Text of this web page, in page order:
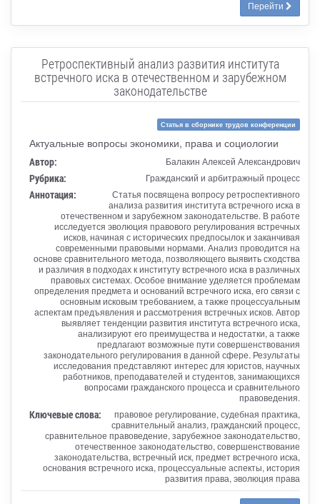
Перейти
Ретроспективный анализ развития института
встречного иска в отечественном и зарубежном
законодательстве
Статья в сборнике трудов конференции
Актуальные вопросы экономики, права и социологии
Автор: Балакин Алексей Александрович
Рубрика: Гражданский и арбитражный процесс
Аннотация:
Статья посвящена вопросу ретроспективного
анализа развития института встречного иска в
отечественном и зарубежном законодательстве. В работе
исследуется эволюция правового регулирования встречных
исков, начиная с исторических предпосылок и заканчивая
современными правовыми нормами. Анализ проводится на
основе сравнительного метода, позволяющего выявить сходства
и различия в подходах к институту встречного иска в различных
правовых системах. Особое внимание уделяется проблемам
определения предмета и оснований встречного иска, его связи с
основным исковым требованием, а также процессуальным
аспектам предъявления и рассмотрения встречных исков. Автор
выявляет тенденции развития института встречного иска,
анализируют его преимущества и недостатки, а также
предлагают возможные пути совершенствования
законодательного регулирования в данной сфере. Результаты
исследования представляют интерес для юристов, научных
работников, преподавателей и студентов, занимающихся
вопросами гражданского процесса и сравнительного
правоведения.
Ключевые слова:
правовое регулирование, судебная практика,
сравнительный анализ, гражданский процесс,
сравнительное правоведение, зарубежное законодательство,
отечественное законодательство, совершенствование
законодательства, встречный иск, предмет встречного иска,
основания встречного иска, процессуальные аспекты, история
развития права, эволюция права